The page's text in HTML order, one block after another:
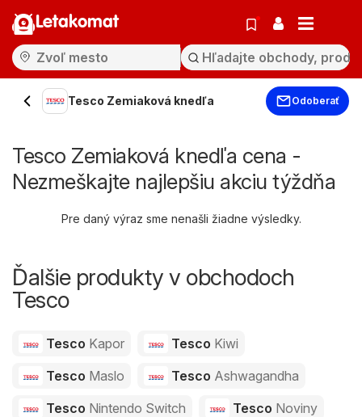
Letakomat
Tesco Zemiaková knedľa Odoberať
Tesco Zemiaková knedľa cena -
Nezmeškajte najlepšiu akciu týždňa
Pre daný výraz sme nenašli žiadne výsledky.
Ďalšie produkty v obchodoch
Tesco
Tesco Kapor Tesco Kiwi
Tesco Maslo Tesco Ashwagandha
Tesco Nintendo Switch Tesco Noviny